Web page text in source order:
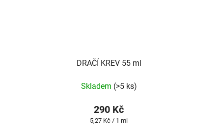
DRAČÍ KREV 55 ml
Skladem (>5 ks)
290 Kč
Měrná
5,27 Kč / 1 ml